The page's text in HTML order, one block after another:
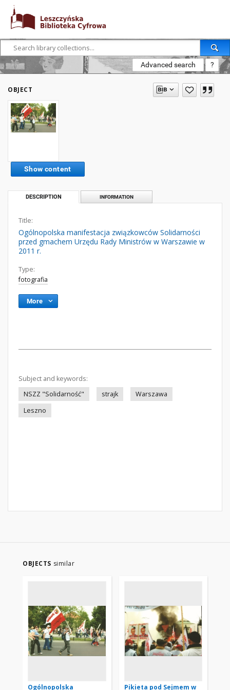
Advanced search ?
OBJECT
Show content
DESCRIPTION INFORMATION
Title:
Ogólnopolska manifestacja związkowców Solidarności
przed gmachem Urzędu Rady Ministrów w Warszawie w
2011 r.
Type:
fotografia
More
Subject and keywords:
NSZZ "Solidarność"
strajk
Warszawa
Leszno
OBJECTS similar
Ogólnopolska
Pikieta pod Sejmem w